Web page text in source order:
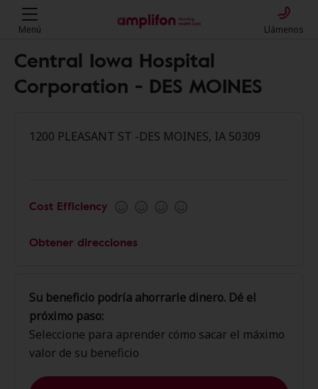
Menú Llámenos
Central Iowa Hospital
Corporation - DES MOINES
1200 PLEASANT ST -DES MOINES, IA 50309
Cost Efficiency
Obtener direcciones
Su beneficio podría ahorrarle dinero. Dé el
próximo paso:
Seleccione para aprender cómo sacar el máximo
valor de su beneficio